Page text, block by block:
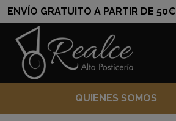
ENVÍO GRATUITO A PARTIR DE 50€
QUIENES SOMOS